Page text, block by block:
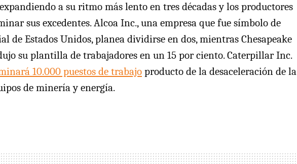
a su ritmo más lento en tres décadas y los productores
sus excedentes. Alcoa Inc., una empresa que fue símbolo de
de Estados Unidos, planea dividirse en dos, mientras Chesapeake
su plantilla de trabajadores en un 15 por ciento. Caterpillar Inc.
10.000 puestos de trabajo producto de la desaceleración de la
de minería y energía.